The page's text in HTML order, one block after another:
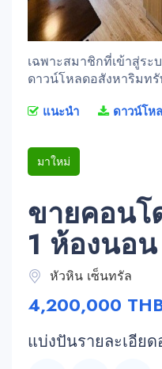
เฉพาะสมาชิกที่เข้าสู่ระ
ดาวน์โหลดอสังหาริมท
แนะนำ ดาวน์โห
มาใหม่
ขายคอนโ
1 ห้องนอน
หัวหิน เซ็นทรัล
4,200,000
แบ่งปันรายละเอีย